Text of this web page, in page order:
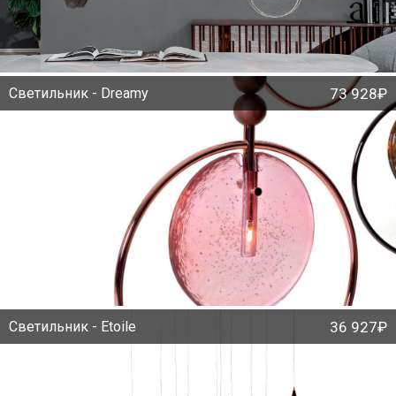
Светильник - Dreamy 73 928₽
Светильник - Etoile 36 927₽